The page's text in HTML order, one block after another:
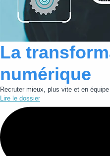
La
numérique
Recruter mieux, plus vite et en
Lire le dossier